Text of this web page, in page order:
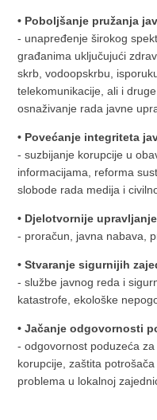
• Poboljšanje pružanja
- unapređenje širokog
građanima uključujući
skrb, vodoopskrbu,
telekomunikacije, ali i
osnaživanje rada javne
• Povećanje integriteta
- suzbijanje korupcije u
informacijama, reforma
slobode rada medija i
• Djelotvornije
- proračun, javna nabava,
• Stvaranje sigurnijih
- službe javnog reda i
katastrofe, ekološke
• Jačanje odgovornosti
- odgovornost poduzeća
korupcije, zaštita
problema u lokalnoj